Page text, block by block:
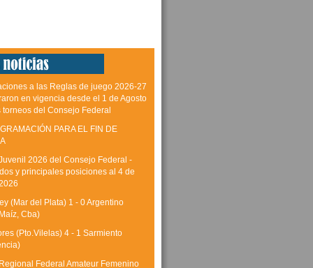
a las Reglas de juego 2026-27
en vigencia desde el 1 de Agosto
torneos del Consejo Federal
PARA EL FIN DE
2026 del Consejo Federal -
y principales posiciones al 4 de
(Mar del Plata) 1 - 0 Argentino
Cba)
(Pto.Vilelas) 4 - 1 Sarmiento
Federal Amateur Femenino